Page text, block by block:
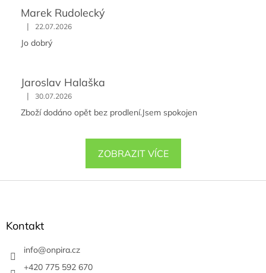
Marek Rudolecký
| 22.07.2026
Jo dobrý
Jaroslav Halaška
| 30.07.2026
Zboží dodáno opět bez prodlení.Jsem spokojen
ZOBRAZIT VÍCE
Z
Kontakt
info@onpira.cz
+420 775 592 670